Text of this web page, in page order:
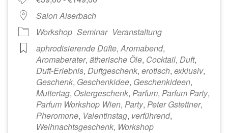
Salon Alserbach
Workshop Seminar Veranstaltung
aphrodisierende Düfte,Aromabend,
Aromaberater, ätherische Öle, Cocktail, Duft,
Duft-Erlebnis, Duftgeschenk, erotisch, exklusiv,
Geschenk, Geschenkidee, Geschenkideen,
Muttertag, Ostergeschenk, Parfum, Parfum Party,
Parfum Workshop Wien, Party, Peter Gstettner,
Pheromone, Valentinstag, verführend,
Weihnachtsgeschenk, Workshop